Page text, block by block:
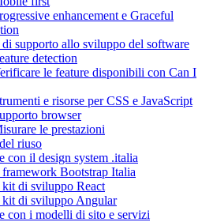
enhancement e Graceful
supporto allo sviluppo del software
detection
le feature disponibili con Can I
e risorse per CSS e JavaScript
browser
le prestazioni
riuso
con il design system .italia
Bootstrap Italia
di sviluppo React
di sviluppo Angular
con i modelli di sito e servizi